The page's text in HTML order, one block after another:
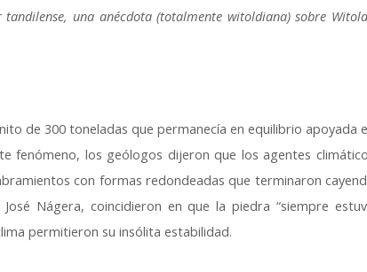
una anécdota (totalmente witoldiana) sobre
de 300 toneladas que permanecía en equilibrio apoyada
fenómeno, los geólogos dijeron que los agentes
con formas redondeadas que terminaron
Nágera, coincidieron en que la piedra “siempre
permitieron su insólita estabilidad.